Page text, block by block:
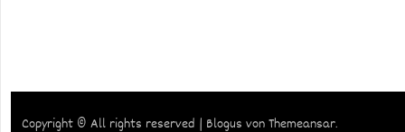
Copyright © All rights reserved | Blogus vonThemeansar.